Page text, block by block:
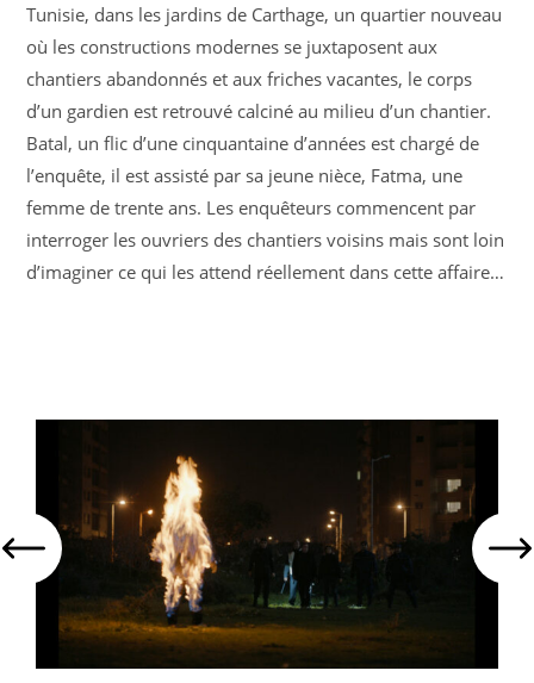
Tunisie, dans les jardins de Carthage, un quartier nouveau
où les constructions modernes se juxtaposent aux
chantiers abandonnés et aux friches vacantes, le corps
d’un gardien est retrouvé calciné au milieu d’un chantier.
Batal, un flic d’une cinquantaine d’années est chargé de
l’enquête, il est assisté par sa jeune nièce, Fatma, une
femme de trente ans. Les enquêteurs commencent par
interroger les ouvriers des chantiers voisins mais sont loin
d’imaginer ce qui les attend réellement dans cette affaire…